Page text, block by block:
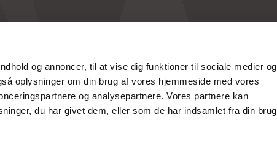
og annoncer, til at vise dig funktioner til sociale medier og
oplysninger om din brug af vores hjemmeside med vores
og analysepartnere. Vores partnere kan
du har givet dem, eller som de har indsamlet fra din brug